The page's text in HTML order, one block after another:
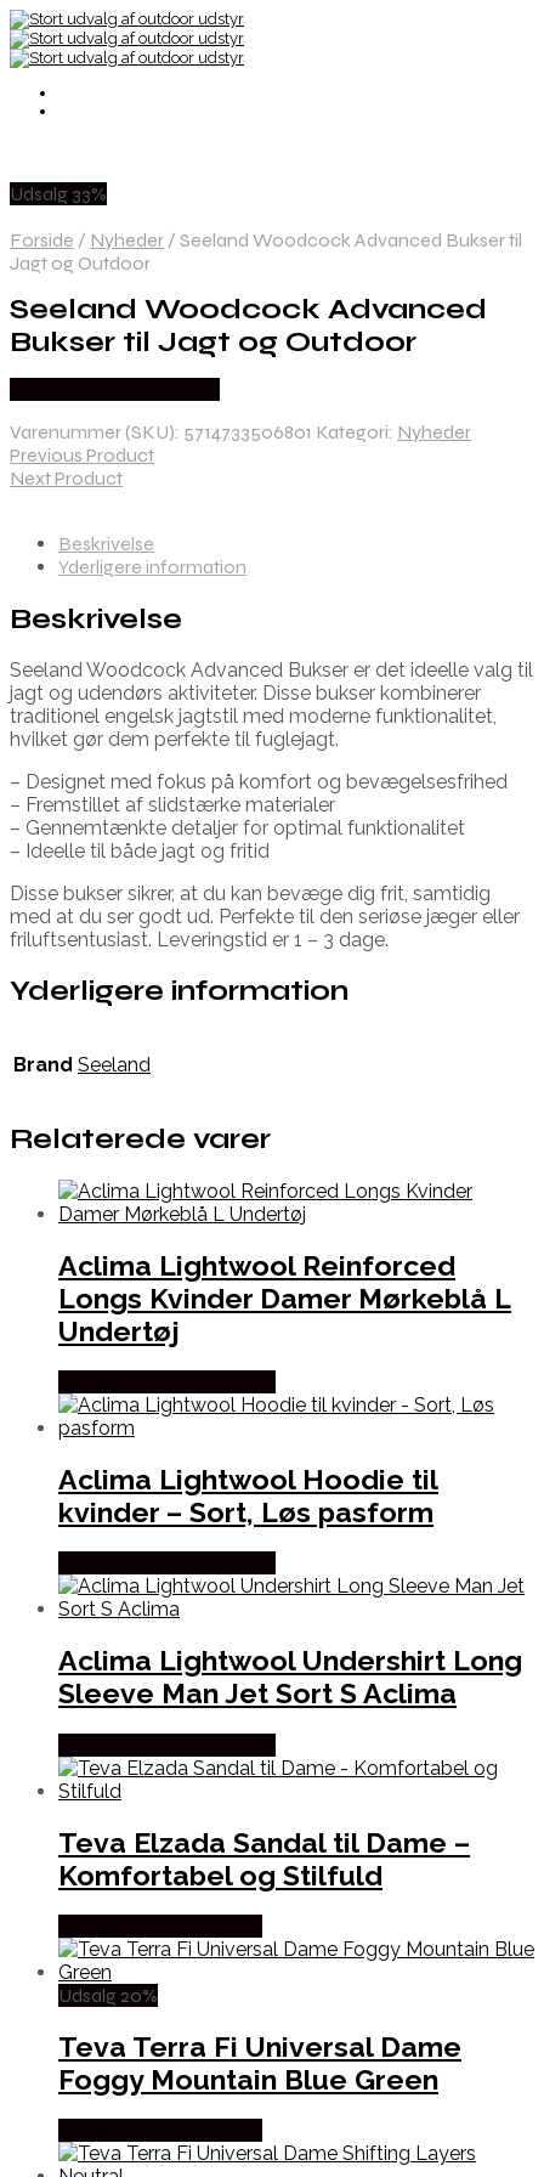
Udsalg 33%
Forside / Nyheder / Seeland Woodcock Advanced Bukser til
Jagt og Outdoor
Seeland Woodcock Advanced
Bukser til Jagt og Outdoor
Varenummer (SKU): 5714733506801 Kategori: Nyheder
Previous Product
Next Product
Beskrivelse
Yderligere information
Beskrivelse
Seeland Woodcock Advanced Bukser er det ideelle valg til
jagt og udendørs aktiviteter. Disse bukser kombinerer
traditionel engelsk jagtstil med moderne funktionalitet,
hvilket gør dem perfekte til fuglejagt.
– Designet med fokus på komfort og bevægelsesfrihed
– Fremstillet af slidstærke materialer
– Gennemtænkte detaljer for optimal funktionalitet
– Ideelle til både jagt og fritid
Disse bukser sikrer, at du kan bevæge dig frit, samtidig
med at du ser godt ud. Perfekte til den seriøse jæger eller
friluftsentusiast. Leveringstid er 1 – 3 dage.
Yderligere information
Brand Seeland
Relaterede varer
Aclima Lightwool Reinforced
Longs Kvinder Damer Mørkeblå L
Undertøj
Aclima Lightwool Hoodie til
kvinder – Sort, Løs pasform
Aclima Lightwool Undershirt Long
Sleeve Man Jet Sort S Aclima
Teva Elzada Sandal til Dame –
Komfortabel og Stilfuld
Udsalg 20%
Teva Terra Fi Universal Dame
Foggy Mountain Blue Green